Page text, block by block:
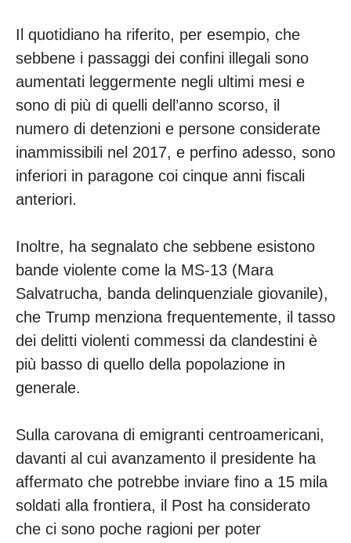
Il quotidiano ha riferito, per esempio, che
sebbene i passaggi dei confini illegali sono
aumentati leggermente negli ultimi mesi e
sono di più di quelli dell’anno scorso, il
numero di detenzioni e persone considerate
inammissibili nel 2017, e perfino adesso, sono
inferiori in paragone coi cinque anni fiscali
anteriori.
Inoltre, ha segnalato che sebbene esistono
bande violente come la MS-13 (Mara
Salvatrucha, banda delinquenziale giovanile),
che Trump menziona frequentemente, il tasso
dei delitti violenti commessi da clandestini è
più basso di quello della popolazione in
generale.
Sulla carovana di emigranti centroamericani,
davanti al cui avanzamento il presidente ha
affermato che potrebbe inviare fino a 15 mila
soldati alla frontiera, il Post ha considerato
che ci sono poche ragioni per poter